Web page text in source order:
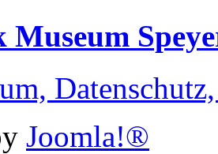
Museum
Joomla!®